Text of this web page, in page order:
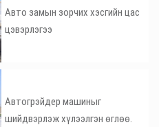
Авто замын зорчих хэсгийн цас
цэвэрлэгээ
Автогрэйдер машиныг
шийдвэрлэж хүлээлгэн өглөө.